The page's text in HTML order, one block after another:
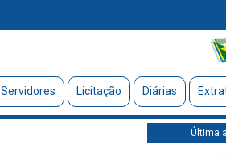
Servidores Licitação Diárias
Última